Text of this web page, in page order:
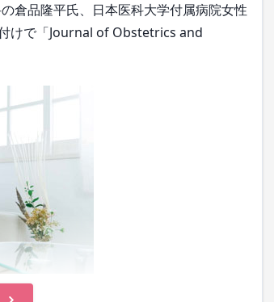
倉品隆平氏、日本医科大学付属病院女性
けで「Journal of Obstetrics and